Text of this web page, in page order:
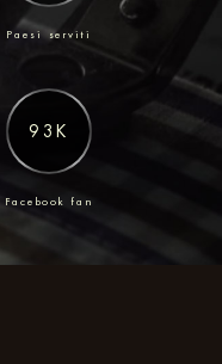
Paesi serviti
93K
Facebook fan